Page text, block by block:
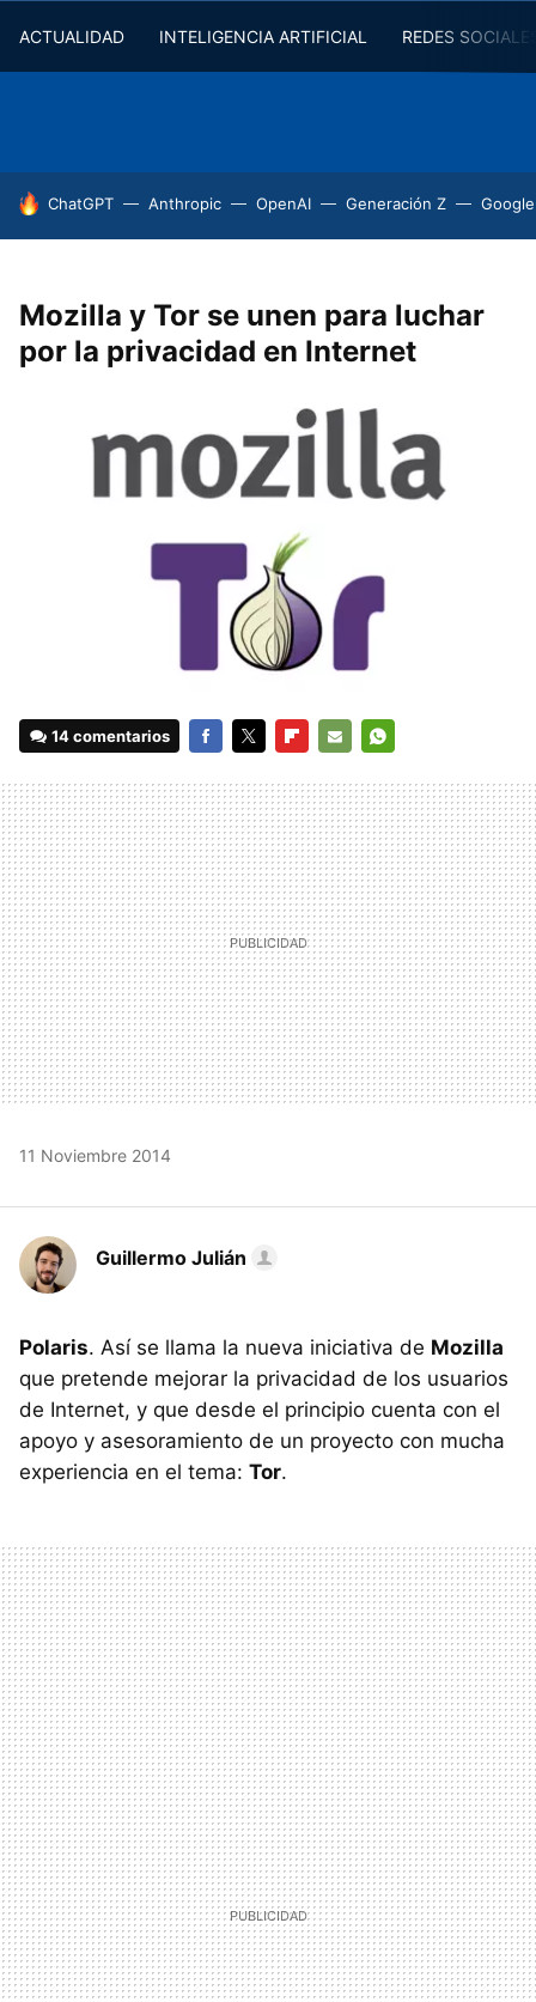
ACTUALIDAD INTELIGENCIA ARTIFICIAL REDES
HOY SE HABLA DE
ChatGPT Anthropic OpenAI Generación Z
Mozilla y Tor se unen para luchar
por la privacidad en Internet
14 comentarios
MAIL
11 Noviembre 2014
Guillermo Julián
Polaris. Así se llama la nueva iniciativa de Mozilla
que pretende mejorar la privacidad de los usuarios
de Internet, y que desde el principio cuenta con el
apoyo y asesoramiento de un proyecto con mucha
experiencia en el tema: Tor.